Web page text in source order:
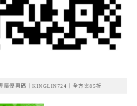
屬優惠碼｜KINGLIN724｜全方案85折